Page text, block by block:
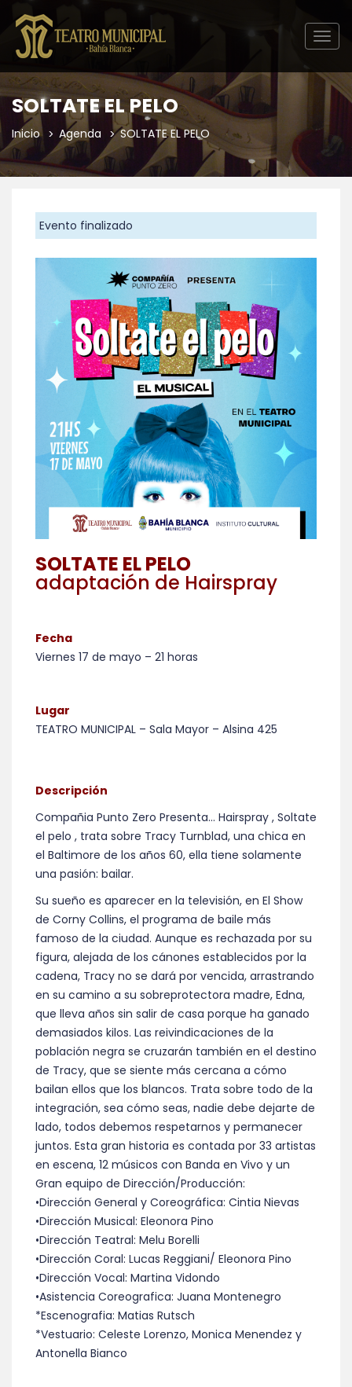
SOLTATE EL PELO
Inicio Agenda SOLTATE EL PELO
Evento finalizado
SOLTATE EL PELO
adaptación de Hairspray
Fecha
Viernes 17 de mayo – 21 horas
Lugar
TEATRO MUNICIPAL – Sala Mayor – Alsina 425
Descripción
Compañia Punto Zero Presenta… Hairspray , Soltate
el pelo , trata sobre Tracy Turnblad, una chica en
el Baltimore de los años 60, ella tiene solamente
una pasión: bailar.
Su sueño es aparecer en la televisión, en El Show
de Corny Collins, el programa de baile más
famoso de la ciudad. Aunque es rechazada por su
figura, alejada de los cánones establecidos por la
cadena, Tracy no se dará por vencida, arrastrando
en su camino a su sobreprotectora madre, Edna,
que lleva años sin salir de casa porque ha ganado
demasiados kilos. Las reivindicaciones de la
población negra se cruzarán también en el destino
de Tracy, que se siente más cercana a cómo
bailan ellos que los blancos. Trata sobre todo de la
integración, sea cómo seas, nadie debe dejarte de
lado, todos debemos respetarnos y permanecer
juntos. Esta gran historia es contada por 33 artistas
en escena, 12 músicos con Banda en Vivo y un
Gran equipo de Dirección/Producción:
•Dirección General y Coreográfica: Cintia Nievas
•Dirección Musical: Eleonora Pino
•Dirección Teatral: Melu Borelli
•Dirección Coral: Lucas Reggiani/ Eleonora Pino
•Dirección Vocal: Martina Vidondo
•Asistencia Coreografica: Juana Montenegro
*Escenografia: Matias Rutsch
*Vestuario: Celeste Lorenzo, Monica Menendez y
Antonella Bianco